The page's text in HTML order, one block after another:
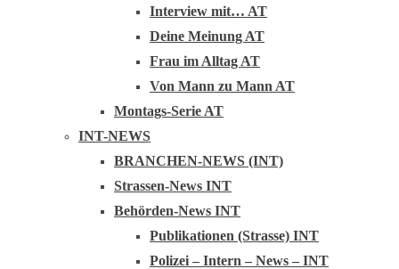
Interview mit… AT
Deine Meinung AT
Frau im Alltag AT
Von Mann zu Mann AT
Montags-Serie AT
INT-NEWS
BRANCHEN-NEWS (INT)
Strassen-News INT
Behörden-News INT
Publikationen (Strasse) INT
Polizei – Intern – News – INT